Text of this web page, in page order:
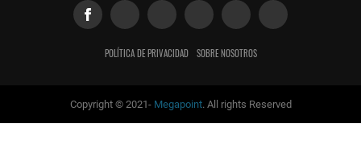
POLÍTICA DE PRIVACIDAD SOBRE NOSOTROS
Copyright © 2021- Megapoint. All rights Reserved